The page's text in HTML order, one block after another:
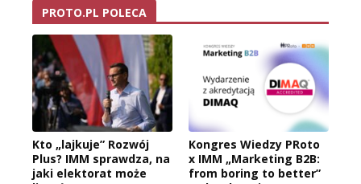
PROTO.PL POLECA
Kto „lajkuje” Rozwój
Plus? IMM sprawdza, na
jaki elektorat może
Kongres Wiedzy PRoto
x IMM „Marketing B2B:
from boring to better”